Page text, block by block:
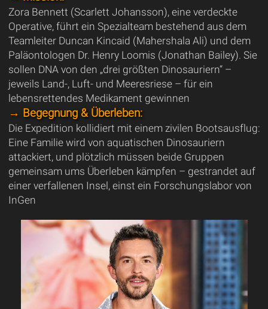
Zora Bennett (Scarlett Johansson), eine verdeckte
Operative, führt ein Spezialteam bestehend aus dem
Teamleiter Duncan Kincaid (Mahershala Ali) und dem
Paläontologen Dr. Henry Loomis (Jonathan Bailey). Sie
sollen DNA von den „drei größten Dinosauriern“ –
jeweils Land-, Luft- und Meeresriese – für ein
lebensrettendes Medikament gewinnen
→ Begegnung & Überleben:
Die Expedition kollidiert mit einem zivilen Bootsausflug:
Eine Familie wird von aquatischen Dinosauriern
attackiert, und plötzlich müssen beide Gruppen
gemeinsam ums Überleben kämpfen – gestrandet auf
einer verfallenen Insel, einst ein Forschungslabor von
InGen